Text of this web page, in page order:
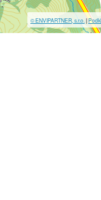
© ENVIPARTNER, s.r.o. |